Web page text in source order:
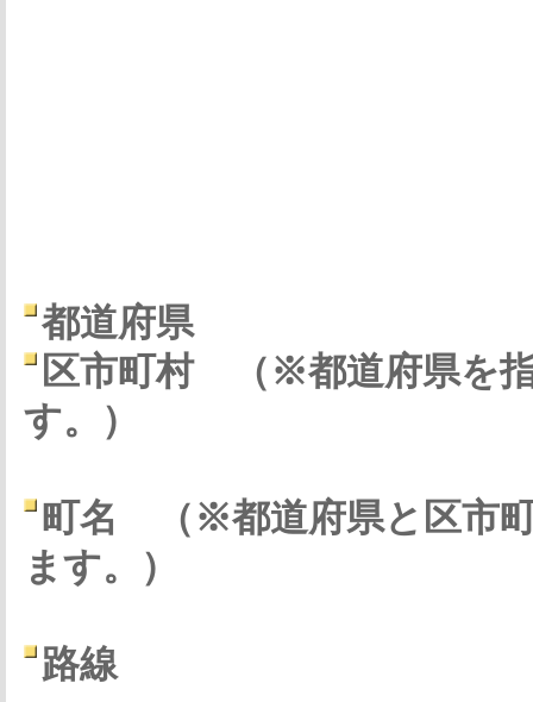
都道府県
区市町村
（※都道府県を
す。）
町名
（※都道府県と区市
ます。）
路線